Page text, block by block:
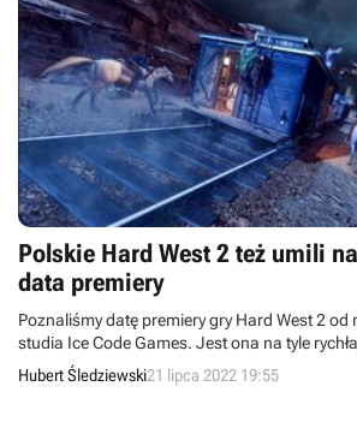
Polskie Hard West 2 też umili
data premiery
Poznaliśmy datę premiery gry Hard West 2
studia Ice Code Games. Jest ona na tyle
powodzeniem wypełni nie taki znowu
Hubert Śledziewski21 lipca 2022 19:55